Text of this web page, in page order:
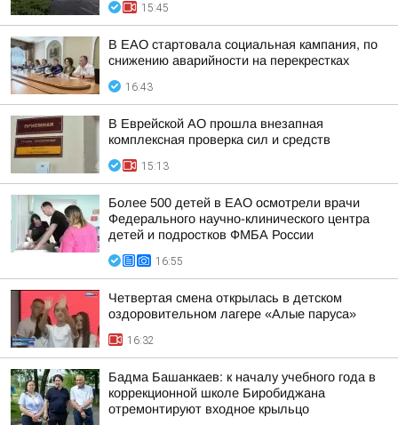
15:45
В ЕАО стартовала социальная кампания, по
снижению аварийности на перекрестках
16:43
В Еврейской АО прошла внезапная
комплексная проверка сил и средств
15:13
Более 500 детей в ЕАО осмотрели врачи
Федерального научно-клинического центра
детей и подростков ФМБА России
16:55
Четвертая смена открылась в детском
оздоровительном лагере «Алые паруса»
16:32
Бадма Башанкаев: к началу учебного года в
коррекционной школе Биробиджана
отремонтируют входное крыльцо